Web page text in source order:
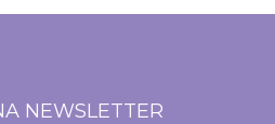
NEWSLETTER